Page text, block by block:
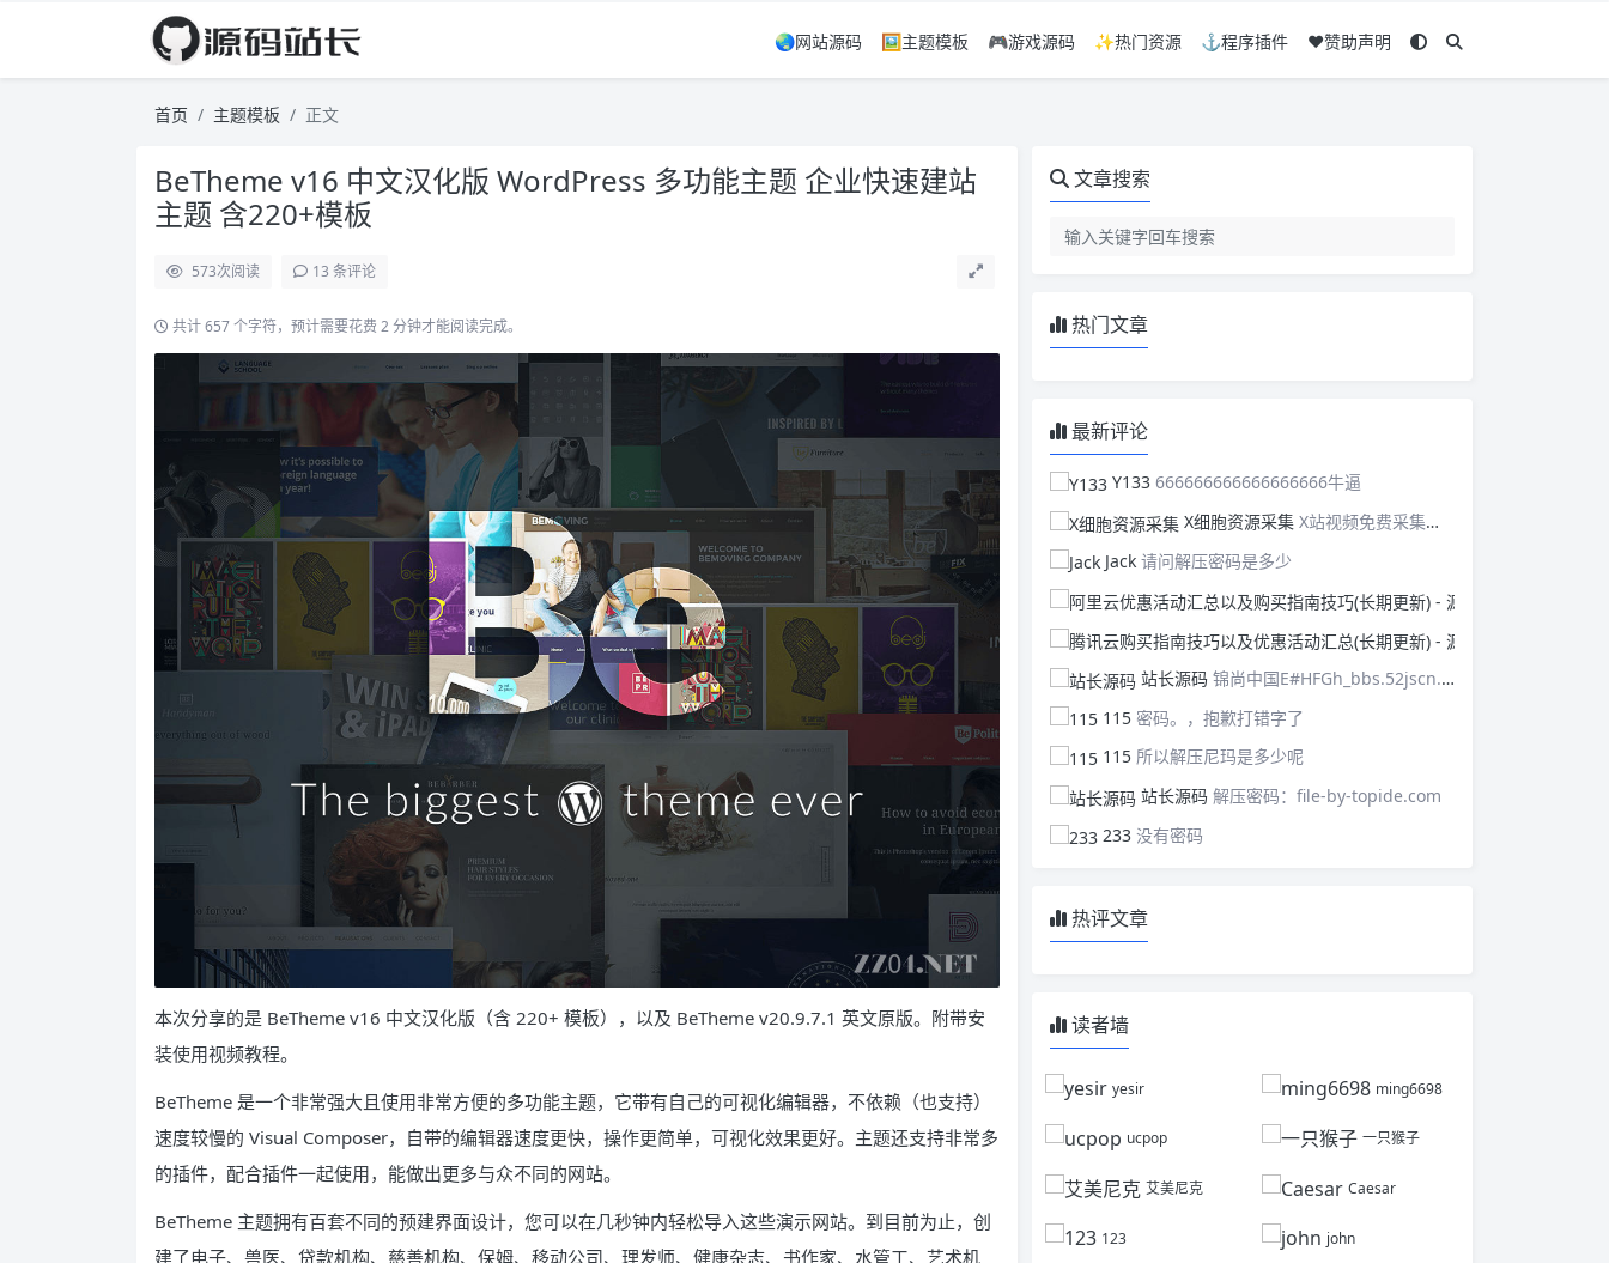
🌏网站源码 🖼️主题模板 🎮游戏源码 ✨热门资源 ⚓程序插件 ❤️赞助声明
首页 主题模板 正文
BeTheme v16 中文汉化版 WordPress 多功能主题 企业快速建站
主题 含220+模板
573次阅读 13 条评论
共计 657 个字符，预计需要花费 2 分钟才能阅读完成。
本次分享的是 BeTheme v16 中文汉化版（含 220+ 模板），以及 BeTheme v20.9.7.1 英文原版。附带安
装使用视频教程。
BeTheme 是一个非常强大且使用非常方便的多功能主题，它带有自己的可视化编辑器，不依赖（也支持）
速度较慢的 Visual Composer，自带的编辑器速度更快，操作更简单，可视化效果更好。主题还支持非常多
的插件，配合插件一起使用，能做出更多与众不同的网站。
BeTheme 主题拥有百套不同的预建界面设计，您可以在几秒钟内轻松导入这些演示网站。到目前为止，创
建了电子、兽医、贷款机构、慈善机构、保姆、移动公司、理发师、健康杂志、书作家、水管工、艺术机
文章搜索
热门文章
最新评论
Y133 666666666666666666牛逼
X细胞资源采集 X站视频免费采集，可以适配此CMS，含免费模板。有需要的站长可以看看xxibaozyw.com
Jack 请问解压密码是多少
站长源码 锦尚中国E#HFGh_bbs.52jscn.comEYzhibo8
115 密码。，抱歉打错字了
115 所以解压尼玛是多少呢
站长源码 解压密码：file-by-topide.com
233 没有密码
热评文章
读者墙
yesir ming6698
ucpop 一只猴子
艾美尼克 Caesar
123 john